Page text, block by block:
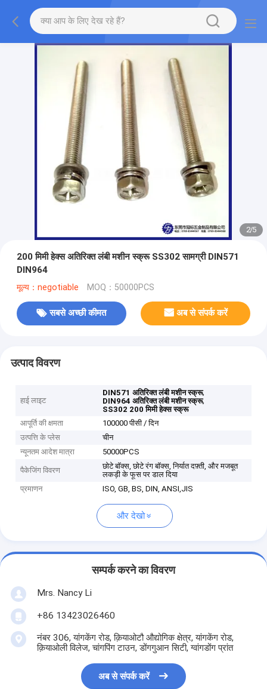
2/5
200 मिमी हेक्स अतिरिक्त लंबी मशीन स्क्रू SS302 सामग्री DIN571
DIN964
मूल्य：negotiable MOQ：50000PCS
सबसे अच्छी कीमत अब से संपर्क करें
उत्पाद विवरण
हाई लाइट
DIN571 अतिरिक्त लंबी मशीन स्क्रू,
DIN964 अतिरिक्त लंबी मशीन स्क्रू,
SS302 200 मिमी हेक्स स्क्रू
आपूर्ति की क्षमता
100000 पीसी / दिन
उत्पत्ति के प्लेस
चीन
न्यूनतम आदेश मात्रा
50000PCS
पैकेजिंग विवरण
छोटे बॉक्स, छोटे रंग बॉक्स, निर्यात दफ़्ती, और मजबूत
लकड़ी के फूस पर डाल दिया
प्रमाणन
ISO, GB, BS, DIN, ANSI,JIS
और देखो
सम्पर्क करने का विवरण
Mrs. Nancy Li
+86 13423026460
नंबर 306, यांगकेंग रोड, क़ियाओटौ औद्योगिक क्षेत्र, यांगकेंग रोड,
क़ियाओली विलेज, चांगपिंग टाउन, डोंगगुआन सिटी, ग्वांगडोंग प्रांत
अब से संपर्क करें